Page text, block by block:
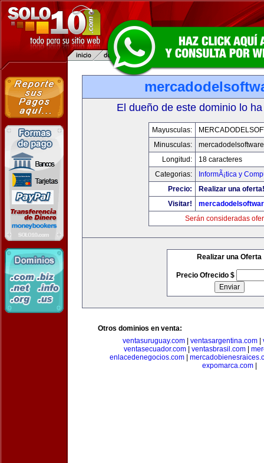
El dueño de este dominio lo
Mayusculas:
Minusculas:
Longitud:
18 caracteres
Categorias:
InformÃ¡tica y
Precio:
Realizar una oferta!
Visitar!
Serán consideradas
Realizar una Oferta
Precio Ofrecido $
Otros dominios en venta:
ventasuruguay.com| ventasargentina.com|
ventasecuador.com| ventasbrasil.com|
enlacedenegocios.com|
expomarca.com|